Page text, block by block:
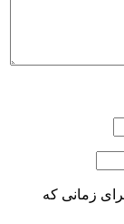
زمانی که